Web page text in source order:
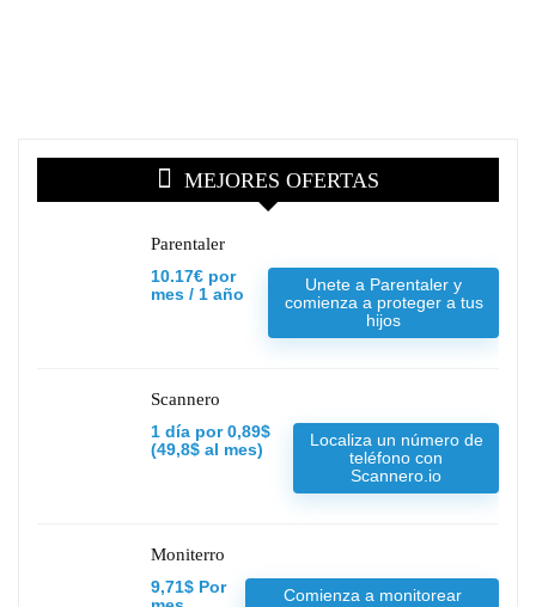
MEJORES OFERTAS
Parentaler
10.17€ por
mes / 1 año
Unete a Parentaler y
comienza a proteger a tus
hijos
Scannero
1 día por 0,89$
(49,8$ al mes)
Localiza un número de
teléfono con
Scannero.io
Moniterro
9,71$ Por
Comienza a monitorear